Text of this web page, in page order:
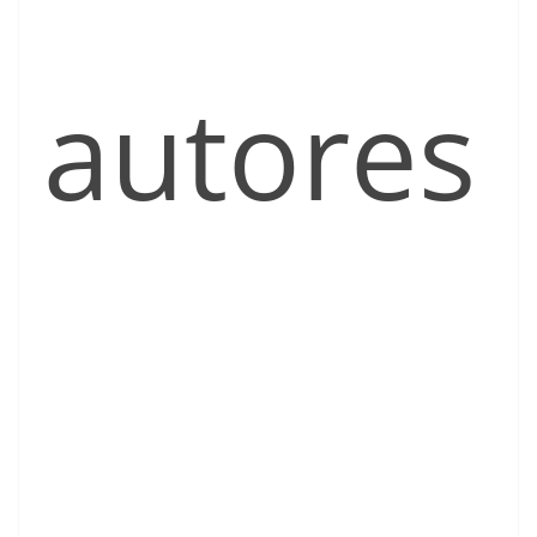
autores